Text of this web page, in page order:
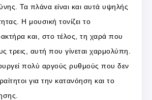
Τα πλάνα είναι και αυτά υψηλής
Η μουσική τονίζει το
και, στο τέλος, τη χαρά που
τρεις, αυτή που γίνεται χαρμολύπη.
πολύ αργούς ρυθμούς που δεν
για την κατανόηση και το